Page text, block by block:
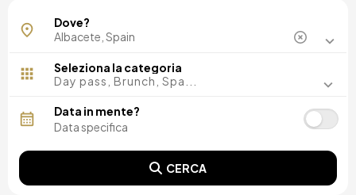
Dove?
Seleziona la categoria
Day pass, Brunch, Spa...
Data in mente?
CERCA